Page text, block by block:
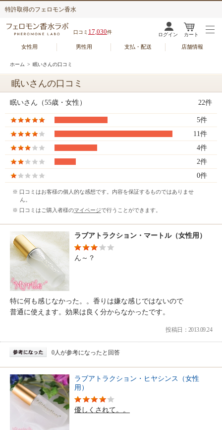
特許取得のフェロモン香水
口コミ 17,030件 ログイン カート
女性用 男性用 支払・配送 店舗情報
ホーム > 眠いさんの口コミ
眠いさんの口コミ
眠いさん（55歳・女性） 22件
5件
11件
4件
2件
0件
※ 口コミはお客様の個人的な感想です。内容を保証するものではありませ
ん。
※ 口コミはご購入者様のマイページで行うことができます。
ラブアトラクション・マートル（女性用）
ん～？
特に何も感じなかった。。香りは嫌な感じではないので
普通に使えます。効果は良く分からなかったです。
投稿日：2013.09.24
0人が参考になったと回答
ラブアトラクション・ヒヤシンス（女性
用）
優しくされて。。